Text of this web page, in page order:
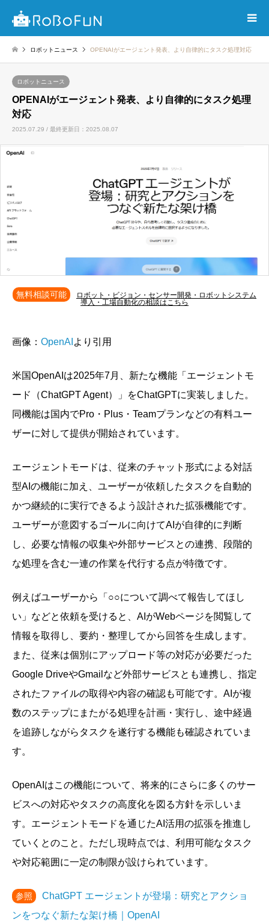
ロボットニュース OPENAIがエージェント発表、より自律的にタスク処理対応
ロボットニュース
OPENAIがエージェント発表、より自律的にタスク処理
対応
2025.07.29 / 最終更新日：2025.08.07
無料相談可能
ロボット・ビジョン・センサー開発・ロボットシステム
導入・工場自動化の相談はこちら
画像： OpenAI より引用
米国OpenAIは2025年7月、新たな機能「エージェントモ
ード（ChatGPT Agent）」をChatGPTに実装しました。
同機能は国内でPro・Plus・Teamプランなどの有料ユー
ザーに対して提供が開始されています。
エージェントモードは、従来のチャット形式による対話
型AIの機能に加え、ユーザーが依頼したタスクを自動的
かつ継続的に実行できるよう設計された拡張機能です。
ユーザーが意図するゴールに向けてAIが自律的に判断
し、必要な情報の収集や外部サービスとの連携、段階的
な処理を含む一連の作業を代行する点が特徴です。
例えばユーザーから「○○について調べて報告してほし
い」などと依頼を受けると、AIがWebページを閲覧して
情報を取得し、要約・整理してから回答を生成します。
また、従来は個別にアップロード等の対応が必要だった
Google DriveやGmailなど外部サービスとも連携し、指定
されたファイルの取得や内容の確認も可能です。AIが複
数のステップにまたがる処理を計画・実行し、途中経過
を追跡しながらタスクを遂行する機能も確認されていま
す。
OpenAIはこの機能について、将来的にさらに多くのサー
ビスへの対応やタスクの高度化を図る方針を示しいま
す。エージェントモードを通じたAI活用の拡張を推進し
ていくとのこと。ただし現時点では、利用可能なタスク
や対応範囲に一定の制限が設けられています。
参照
ChatGPT エージェントが登場：研究とアクショ
ンをつなぐ新たな架け橋｜OpenAI